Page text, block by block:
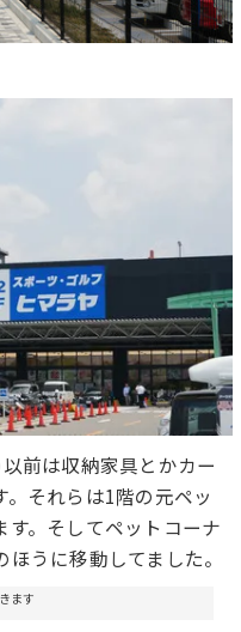
前は収納家具とかカー
それらは1階の元ペッ
す。そしてペットコーナ
うに移動してました。
ます